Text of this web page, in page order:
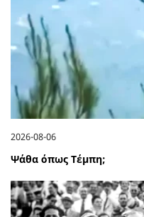
2026-08-06
Ψάθα όπως Τέμπη;